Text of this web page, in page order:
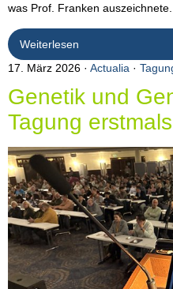
was Prof. Franken auszeichnete.
Weiterlesen
17. März 2026
Actualia ·
Genetik und
Tagung